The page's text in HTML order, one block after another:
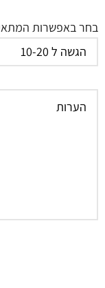
בחר באפשרות